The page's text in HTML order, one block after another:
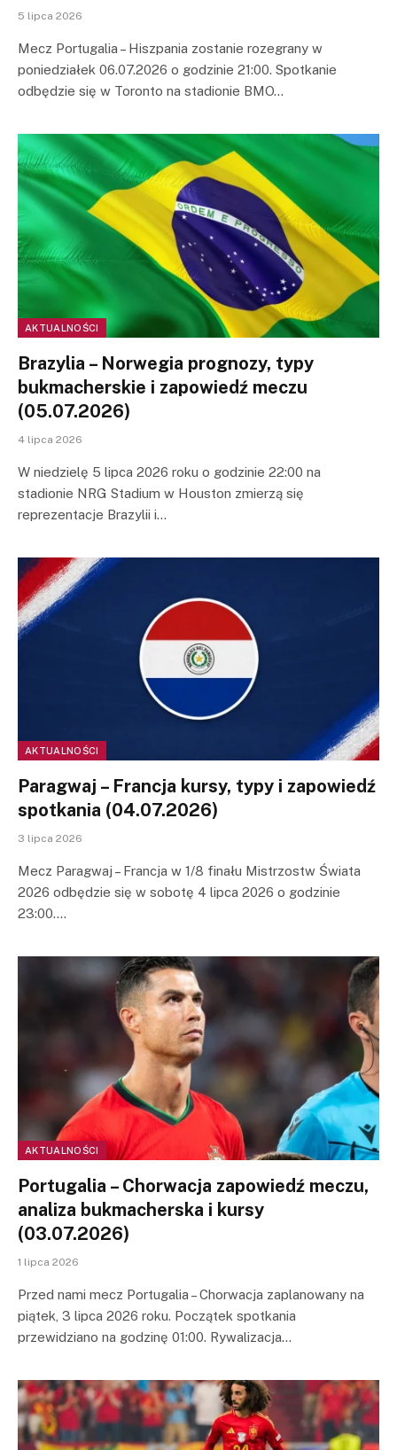
5 lipca 2026
Mecz Portugalia – Hiszpania zostanie rozegrany w
poniedziałek 06.07.2026 o godzinie 21:00. Spotkanie
odbędzie się w Toronto na stadionie BMO…
AKTUALNOŚCI
Brazylia – Norwegia prognozy, typy
bukmacherskie i zapowiedź meczu
(05.07.2026)
4 lipca 2026
W niedzielę 5 lipca 2026 roku o godzinie 22:00 na
stadionie NRG Stadium w Houston zmierzą się
reprezentacje Brazylii i…
AKTUALNOŚCI
Paragwaj – Francja kursy, typy i zapowiedź
spotkania (04.07.2026)
3 lipca 2026
Mecz Paragwaj – Francja w 1/8 finału Mistrzostw Świata
2026 odbędzie się w sobotę 4 lipca 2026 o godzinie
23:00.…
AKTUALNOŚCI
Portugalia – Chorwacja zapowiedź meczu,
analiza bukmacherska i kursy
(03.07.2026)
1 lipca 2026
Przed nami mecz Portugalia – Chorwacja zaplanowany na
piątek, 3 lipca 2026 roku. Początek spotkania
przewidziano na godzinę 01:00. Rywalizacja…